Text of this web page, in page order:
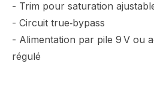
- Trim pour saturation
- Circuit true‑bypass
- Alimentation par pile 9 V ou
régulé